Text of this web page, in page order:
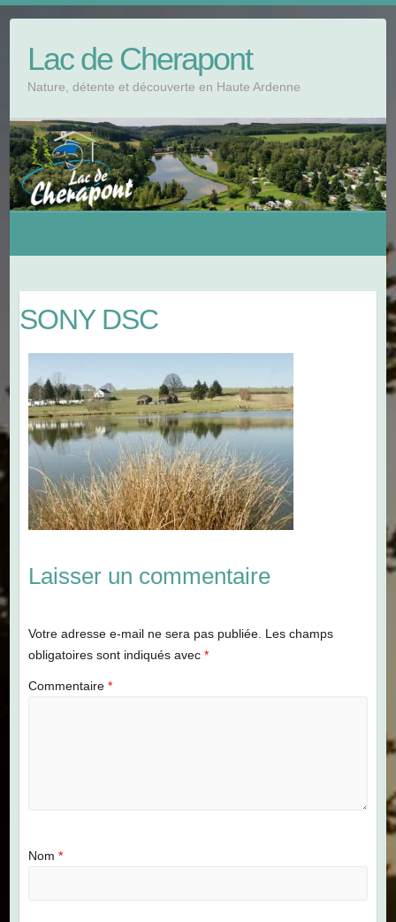
Lac de Cherapont
Nature, détente et découverte en Haute Ardenne
SONY DSC
Laisser un commentaire
Votre adresse e-mail ne sera pas publiée. Les champs
obligatoires sont indiqués avec *
Commentaire *
Nom *